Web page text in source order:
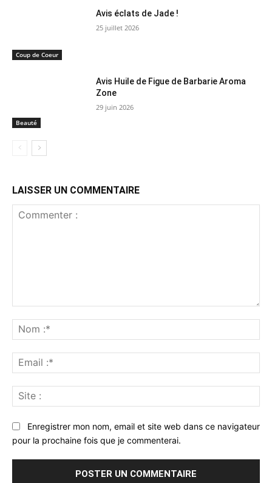
Coup de Coeur
Avis éclats de Jade !
25 juillet 2026
Beauté
Avis Huile de Figue de Barbarie Aroma
Zone
29 juin 2026
LAISSER UN COMMENTAIRE
:*
:*
:
Enregistrer mon nom, email et site web dans ce navigateur
pour la prochaine fois que je commenterai.